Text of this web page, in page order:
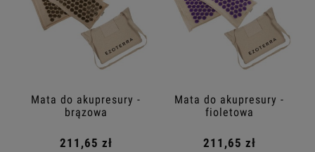
Mata do akupresury -
brązowa
211,65 zł
Mata do akupresury -
fioletowa
211,65 zł